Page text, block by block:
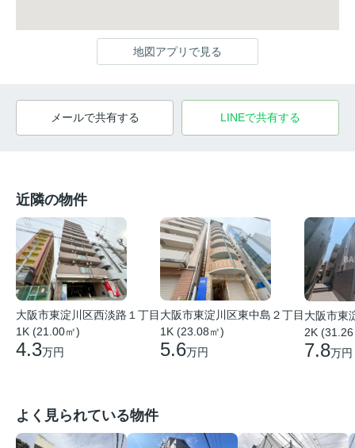
地図アプリで見る
メールで共有する LINEで共有する
近隣の物件
大阪市東淀川区西淡路１丁目
1K (21.00㎡)
4.3万円
大阪市東淀川区東中島２丁目
1K (23.08㎡)
5.6万円
大阪市東
2K
7.8万円
よく見られている物件